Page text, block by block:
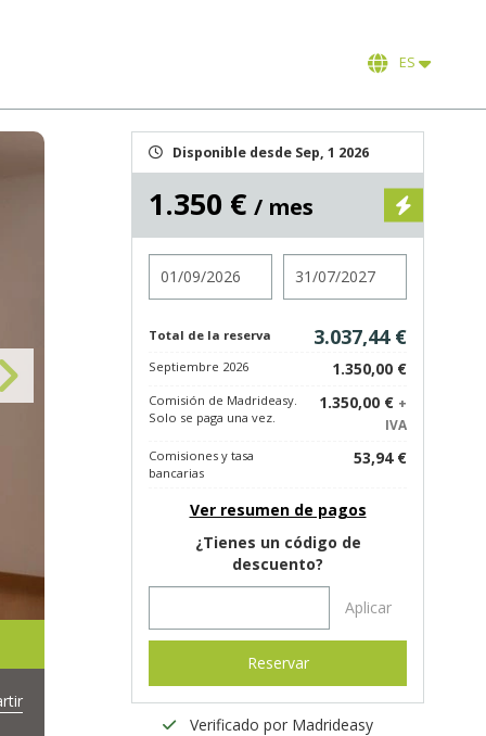
ES
Disponible desde Sep, 1 2026
1.350 € / mes
Total de la reserva 3.037,44 €
Septiembre 2026 1.350,00 €
Comisión de Madrideasy.
Solo se paga una vez.
1.350,00 € +
IVA
Comisiones y tasa
bancarias
53,94 €
Ver resumen de pagos
¿Tienes un código de
descuento?
Aplicar
Reservar
Verificado por Madrideasy